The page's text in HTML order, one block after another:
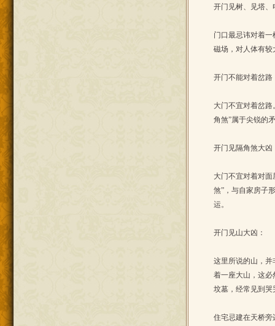
开门见树、见塔
门口最忌讳对着
磁场，对人体有
开门不能对着岔路
大门不宜对着岔
角煞”属于尖锐的
开门见隔角煞大凶
大门不宜对着对
煞”，与自家房子
运。
开门见山大凶：
这里所说的山，
着一座大山，这
坟墓，经常见到
住宅忌建在天桥旁